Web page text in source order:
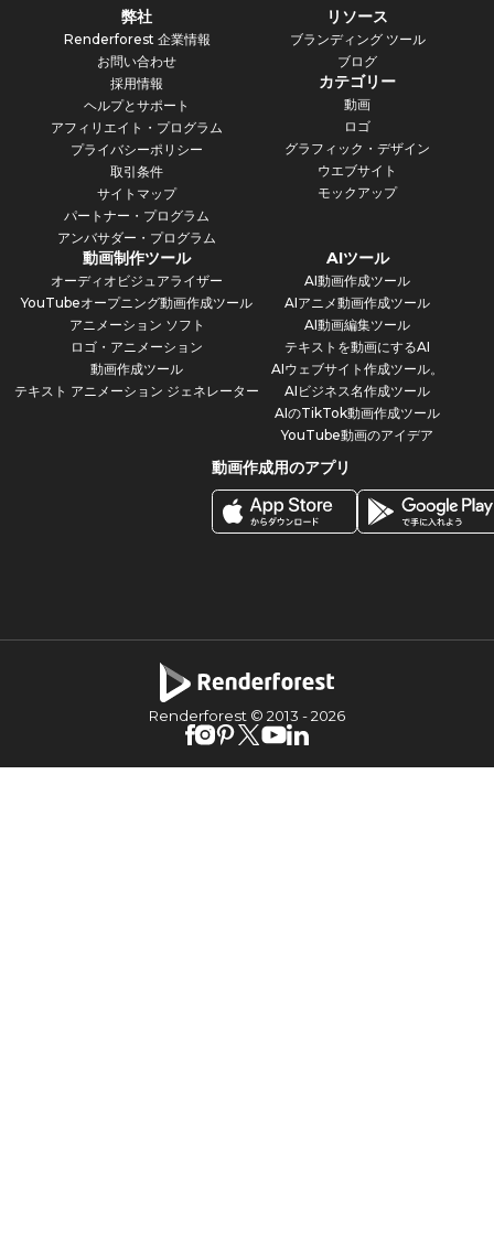
弊社
Renderforest 企業情報
お問い合わせ
採用情報
ヘルプとサポート
アフィリエイト・プログラム
プライバシーポリシー
取引条件
サイトマップ
パートナー・プログラム
アンバサダー・プログラム
リソース
ブランディング ツール
ブログ
カテゴリー
動画
ロゴ
グラフィック・デザイン
ウエブサイト
モックアップ
動画制作ツール
オーディオビジュアライザー
YouTubeオープニング動画作成ツール
アニメーション ソフト
ロゴ・アニメーション
動画作成ツール
テキスト アニメーション ジェネレーター
AIツール
AI動画作成ツール
AIアニメ動画作成ツール
AI動画編集ツール
テキストを動画にするAI
AIウェブサイト作成ツール。
AIビジネス名作成ツール
AIのTikTok動画作成ツール
YouTube動画のアイデア
動画作成用のアプリ
Renderforest © 2013 -2026